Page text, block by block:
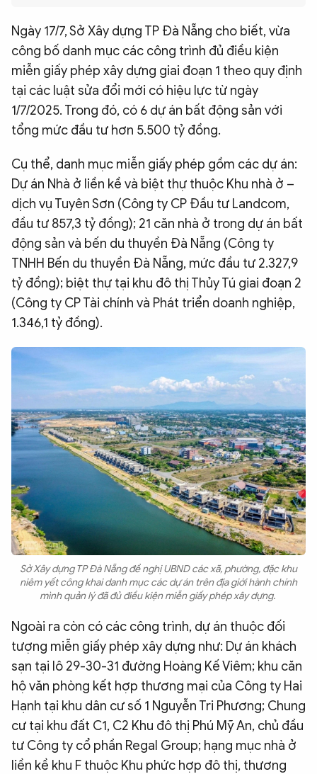
ĐA PHƯƠNG TIỆN
eMagazine
Video Ảnh
Infographic
Chuyên đề
Ngày 17/7, Sở Xây dựng TP Đà Nẵng cho biết, vừa
công bố danh mục các công trình đủ điều kiện
miễn giấy phép xây dựng giai đoạn 1 theo quy định
tại các luật sửa đổi mới có hiệu lực từ ngày
1/7/2025. Trong đó, có 6 dự án bất động sản với
tổng mức đầu tư hơn 5.500 tỷ đồng.
Cụ thể, danh mục miễn giấy phép gồm các dự án:
Dự án Nhà ở liền kề và biệt thự thuộc Khu nhà ở –
dịch vụ Tuyên Sơn (Công ty CP Đầu tư Landcom,
đầu tư 857,3 tỷ đồng); 21 căn nhà ở trong dự án bất
động sản và bến du thuyền Đà Nẵng (Công ty
TNHH Bến du thuyền Đà Nẵng, mức đầu tư 2.327,9
tỷ đồng); biệt thự tại khu đô thị Thủy Tú giai đoạn 2
(Công ty CP Tài chính và Phát triển doanh nghiệp,
1.346,1 tỷ đồng).
Sở Xây dựng TP Đà Nẵng đề nghị UBND các xã, phường, đặc khu
niêm yết công khai danh mục các dự án trên địa giới hành chính
mình quản lý đã đủ điều kiện miễn giấy phép xây dựng.
Ngoài ra còn có các công trình, dự án thuộc đối
tượng miễn giấy phép xây dựng như: Dự án khách
sạn tại lô 29-30-31 đường Hoàng Kế Viêm; khu căn
hộ văn phòng kết hợp thương mại của Công ty Hai
Hạnh tại khu dân cư số 1 Nguyễn Tri Phương; Chung
cư tại khu đất C1, C2 Khu đô thị Phú Mỹ An, chủ đầu
tư Công ty cổ phần Regal Group; hạng mục nhà ở
liền kề khu F thuộc Khu phức hợp đô thị, thương